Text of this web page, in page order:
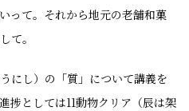
って。それから地元の老舗和菓
て。
にし）の「質」について講義を
捗としては11動物クリア（辰は架